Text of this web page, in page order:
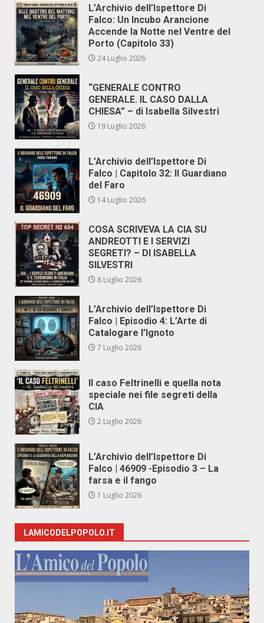
L’Archivio dell’Ispettore Di
Falco: Un Incubo Arancione
Accende la Notte nel Ventre del
Porto (Capitolo 33)
24 Luglio 2026
“GENERALE CONTRO
GENERALE. IL CASO DALLA
CHIESA” – di Isabella Silvestri
19 Luglio 2026
L’Archivio dell’Ispettore Di
Falco | Capitolo 32: Il Guardiano
del Faro
14 Luglio 2026
COSA SCRIVEVA LA CIA SU
ANDREOTTI E I SERVIZI
SEGRETI? – DI ISABELLA
SILVESTRI
8 Luglio 2026
L’Archivio dell’Ispettore Di
Falco | Episodio 4: L’Arte di
Catalogare l’Ignoto
7 Luglio 2026
Il caso Feltrinelli e quella nota
speciale nei file segreti della
CIA
2 Luglio 2026
L’Archivio dell’Ispettore Di
Falco | 46909 -Episodio 3 – La
farsa e il fango
1 Luglio 2026
LAMICODELPOPOLO.IT